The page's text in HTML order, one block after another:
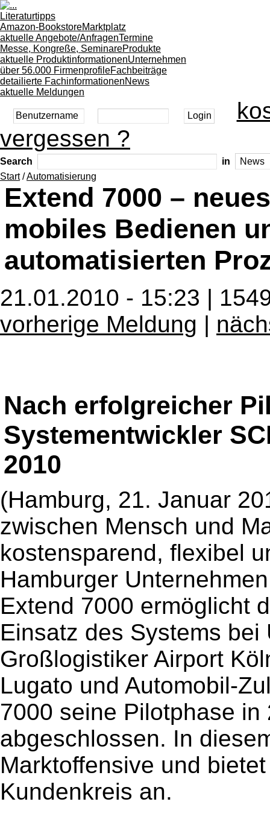
Literaturtipps
Amazon-BookstoreMarktplatz
aktuelle Angebote/AnfragenTermine
Messe, Kongreße, SeminareProdukte
aktuelle ProduktinformationenUnternehmen
über 56.000 FirmenprofileFachbeiträge
detailierte FachinformationenNews
aktuelle Meldungen
vergessen ?
Search
in
Start/Automatisierung
Extend 7000 –
mobiles Bedienen
automatisierten
21.01.2010 - 15:23 |
vorherige Meldung |
Nach erfolgreicher
Systementwickler
2010
(Hamburg, 21. Januar
zwischen Mensch und
kostensparend, flexibel
Hamburger
Extend 7000 ermöglicht
Einsatz des Systems
Großlogistiker Airport
Lugato und Automobil-
7000 seine Pilotphase in
abgeschlossen. In
Marktoffensive und
Kundenkreis an.